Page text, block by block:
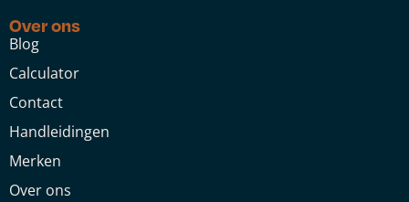
Over ons
Blog
Calculator
Contact
Handleidingen
Merken
Over ons